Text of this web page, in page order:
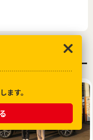
ます。
客様インタビュー